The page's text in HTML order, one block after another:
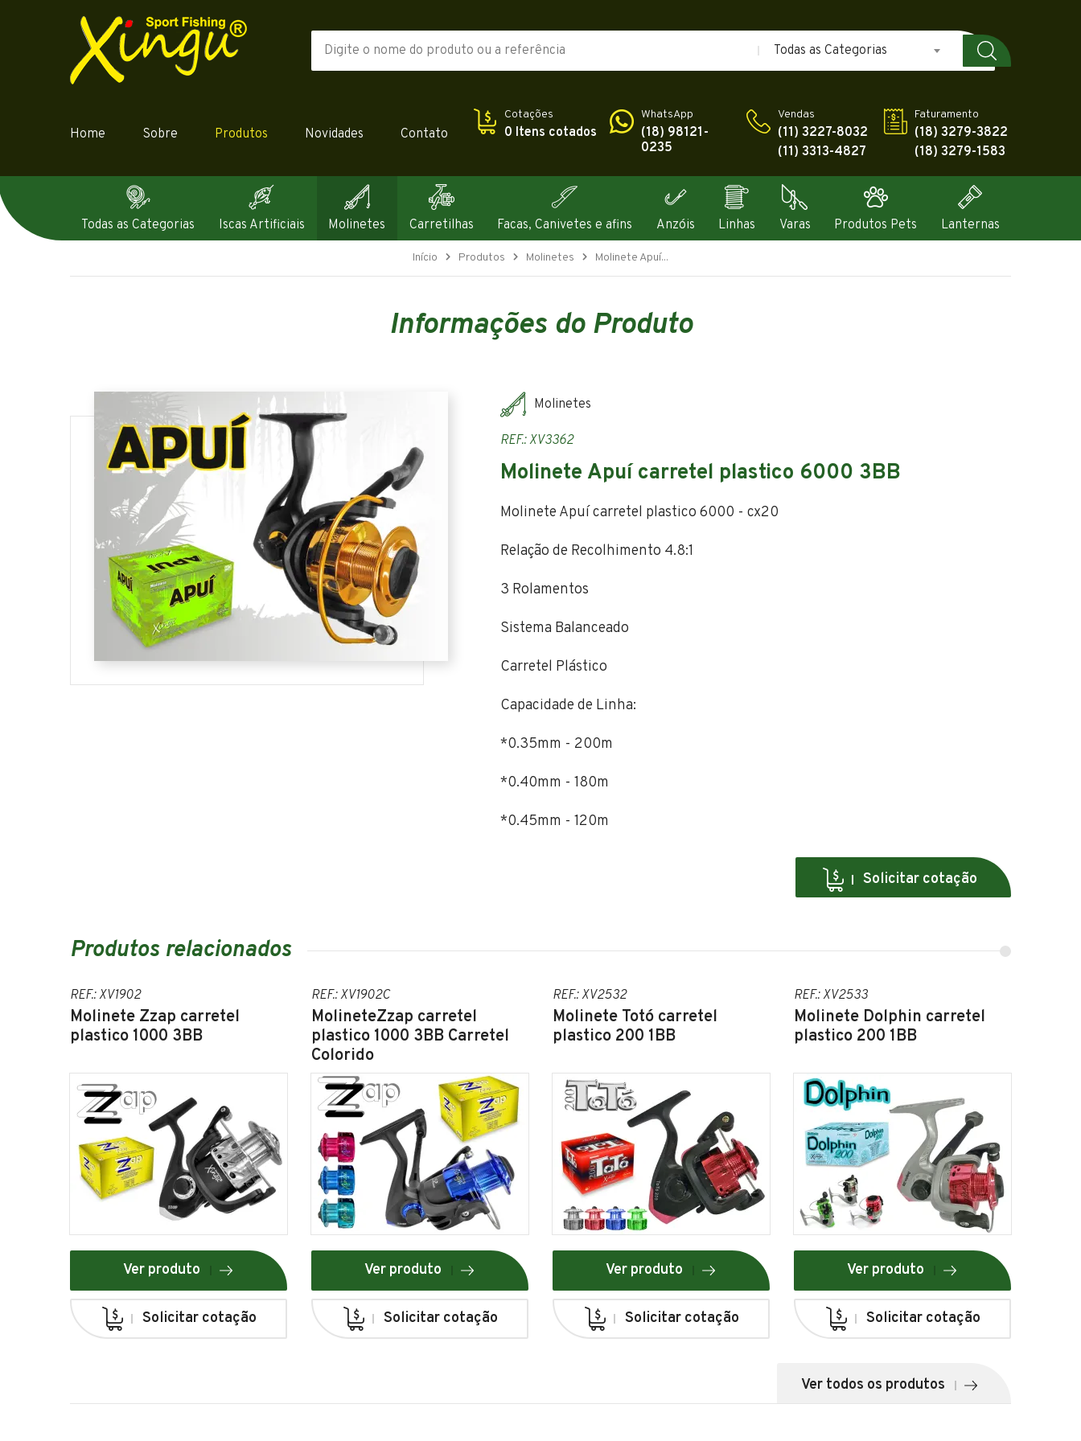
Todas as Categorias
Home Sobre Produtos Novidades Contato
Cotações
0 Itens cotados
WhatsApp
(18) 98121-
0235
Vendas
(11) 3227-8032
(11) 3313-4827
Faturamento
(18) 3279-3822
(18) 3279-1583
Todas as Categorias Iscas Artificiais Molinetes Carretilhas Facas, Canivetes e afins Anzóis Linhas Varas Produtos Pets Lanternas
Início Produtos Molinetes Molinete Apuí...
Informações do Produto
Molinetes
REF.: XV3362
Molinete Apuí carretel plastico 6000 3BB
Molinete Apuí carretel plastico 6000 - cx20
Relação de Recolhimento 4.8:1
3 Rolamentos
Sistema Balanceado
Carretel Plástico
Capacidade de Linha:
*0.35mm - 200m
*0.40mm - 180m
*0.45mm - 120m
Solicitar cotação
Produtos relacionados
REF.: XV1902
Molinete Zzap carretel
plastico 1000 3BB
Ver produto
Solicitar cotação
REF.: XV1902C
MolineteZzap carretel
plastico 1000 3BB Carretel
Colorido
Ver produto
Solicitar cotação
REF.: XV2532
Molinete Totó carretel
plastico 200 1BB
Ver produto
Solicitar cotação
REF.: XV2533
Molinete Dolphin carretel
plastico 200 1BB
Ver produto
Solicitar cotação
Ver todos os produtos